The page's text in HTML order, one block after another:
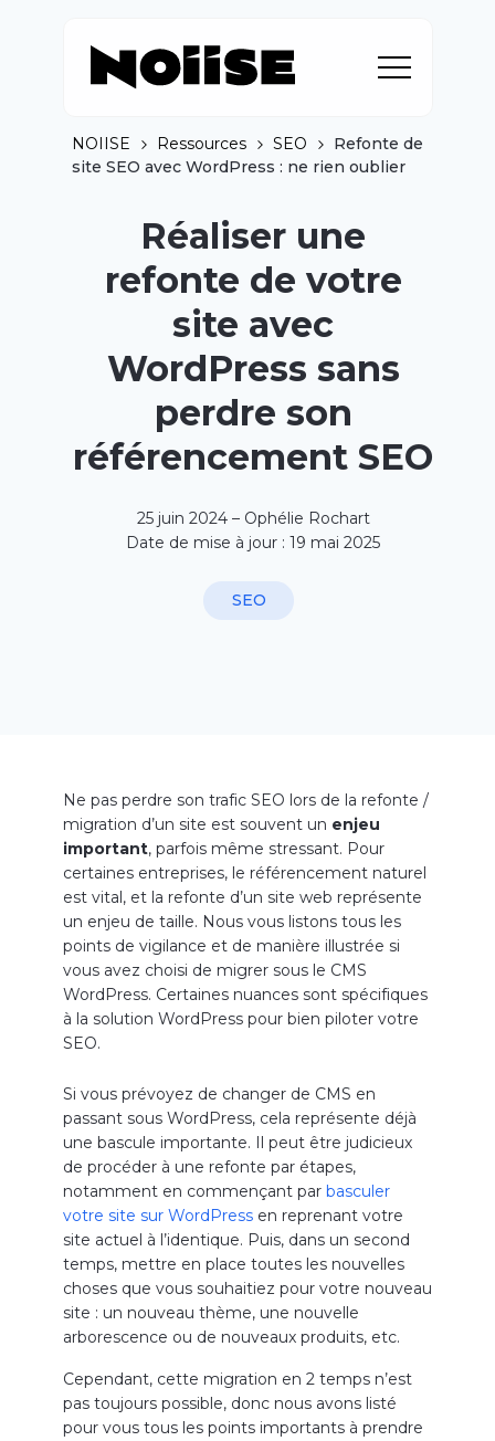
NOIISE Ressources SEO
Refonte de
site SEO avec WordPress : ne rien oublier
Réaliser une
refonte de votre
site avec
WordPress sans
perdre son
référencement SEO
25 juin 2024 – Ophélie Rochart
Date de mise à jour : 19 mai 2025
SEO
Ne pas perdre son trafic SEO lors de la refonte /
migration d’un site est souvent un enjeu
important, parfois même stressant. Pour
certaines entreprises, le référencement naturel
est vital, et la refonte d’un site web représente
un enjeu de taille. Nous vous listons tous les
points de vigilance et de manière illustrée si
vous avez choisi de migrer sous le CMS
WordPress. Certaines nuances sont spécifiques
à la solution WordPress pour bien piloter votre
SEO.
Si vous prévoyez de changer de CMS en
passant sous WordPress, cela représente déjà
une bascule importante. Il peut être judicieux
de procéder à une refonte par étapes,
notamment en commençant par basculer
votre site sur WordPressen reprenant votre
site actuel à l’identique. Puis, dans un second
temps, mettre en place toutes les nouvelles
choses que vous souhaitiez pour votre nouveau
site : un nouveau thème, une nouvelle
arborescence ou de nouveaux produits, etc.
Cependant, cette migration en 2 temps n’est
pas toujours possible, donc nous avons listé
pour vous tous les points importants à prendre